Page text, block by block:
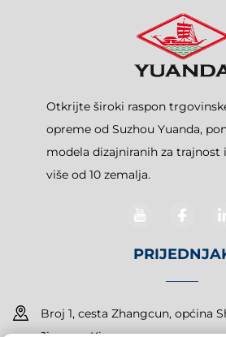
Otkrijte široki raspon
opreme od Suzhou Yuanda,
modela dizajniranih za
više od 10 zemalja.
Broj 1, cesta Zhangcun, općina